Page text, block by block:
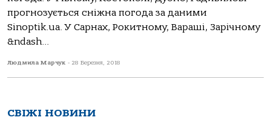
прогнозується сніжна погода за даними
Sinoptik.ua. У Сарнах, Рокитному, Вараші, Зарічному
&ndash...
Людмила Марчук - 28 Березня, 2018
СВІЖІ НОВИНИ